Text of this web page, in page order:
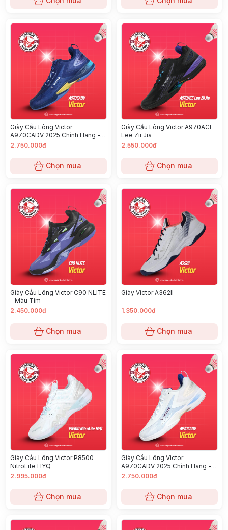
Giày Cầu Lông Victor
A970CADV 2025 Chính Hãng -
Xanh Navy
2.750.000đ
Chọn mua
Giày Cầu Lông Victor A970ACE
Lee Zii Jia
2.550.000đ
Chọn mua
Giày Cầu Lông Victor C90 NLITE
- Màu Tím
2.450.000đ
Chọn mua
Giày Victor A362II
1.350.000đ
Chọn mua
Giày Cầu Lông Victor P8500
NitroLite HYQ
2.995.000đ
Chọn mua
Giày Cầu Lông Victor
A970CADV 2025 Chính Hãng -
Màu Trắng
2.750.000đ
Chọn mua